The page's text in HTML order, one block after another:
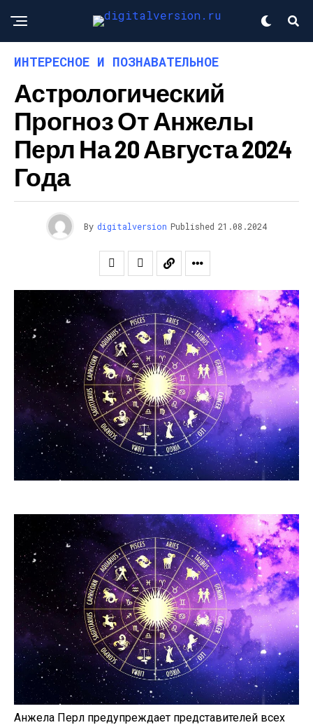
ИНТЕРЕСНОЕ И ПОЗНАВАТЕЛЬНОЕ
Астрологический
Прогноз От Анжелы
Перл На 20 Августа 2024
Года
By digitalversion Published 21.08.2024
Анжела Перл предупреждает представителей всех